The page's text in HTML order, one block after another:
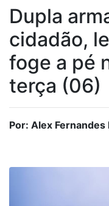
Dupla
cidadão,
foge a pé
terça (06)
Por: Alex Fernandes